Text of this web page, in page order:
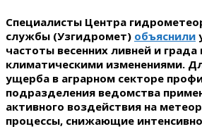
Специалисты Центра
службы (Узгидромет) объяснили
частоты весенних ливней и
климатическими изменениями.
ущерба в аграрном секторе
подразделения ведомства
активного воздействия на
процессы, снижающие